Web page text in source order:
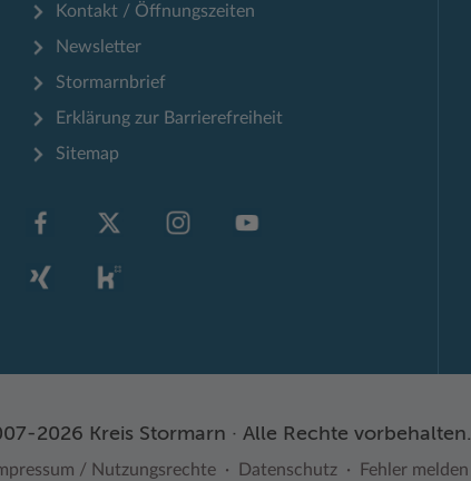
Kontakt / Öffnungszeiten
Newsletter
Stormarnbrief
Erklärung zur Barrierefreiheit
Sitemap
2026 Kreis Stormarn · Alle Rechte vorbehalten.
/ Nutzungsrechte Datenschutz Fehler melden